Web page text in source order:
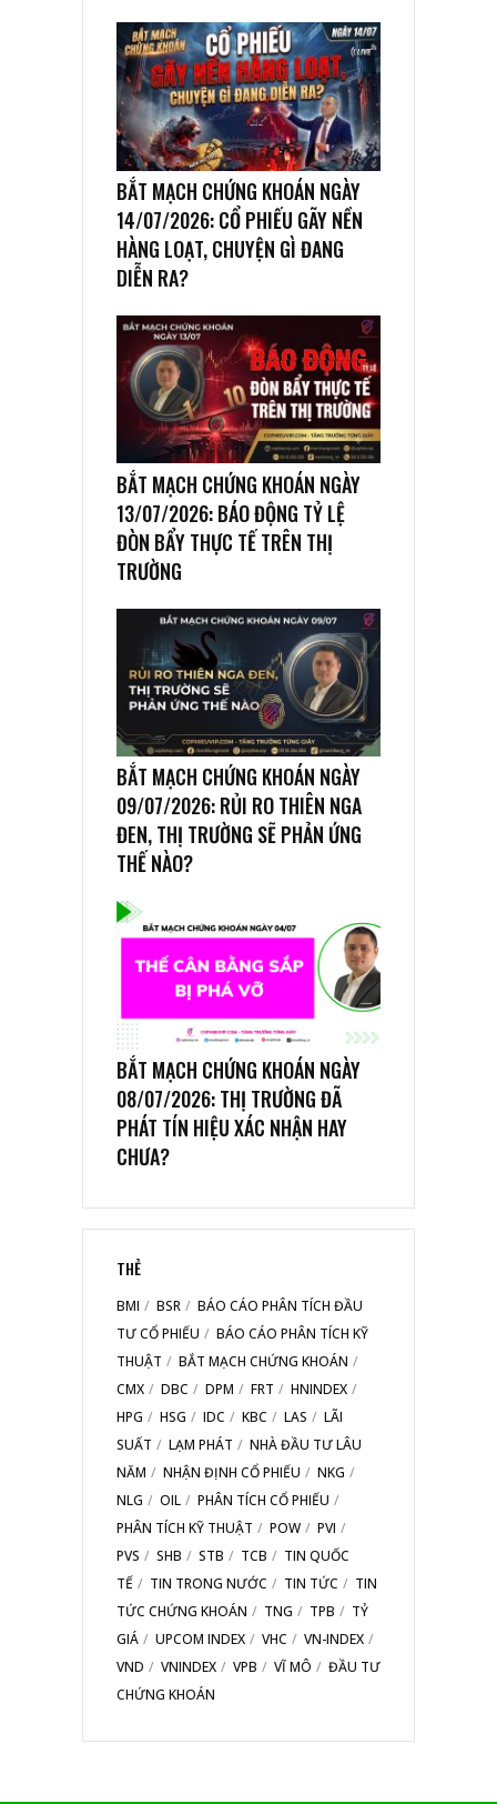
BẮT MẠCH CHỨNG KHOÁN NGÀY
14/07/2026: CỔ PHIẾU GÃY NỀN
HÀNG LOẠT, CHUYỆN GÌ ĐANG
DIỄN RA?
BẮT MẠCH CHỨNG KHOÁN NGÀY
13/07/2026: BÁO ĐỘNG TỶ LỆ
ĐÒN BẨY THỰC TẾ TRÊN THỊ
TRƯỜNG
BẮT MẠCH CHỨNG KHOÁN NGÀY
09/07/2026: RỦI RO THIÊN NGA
ĐEN, THỊ TRƯỜNG SẼ PHẢN ỨNG
THẾ NÀO?
BẮT MẠCH CHỨNG KHOÁN NGÀY
08/07/2026: THỊ TRƯỜNG ĐÃ
PHÁT TÍN HIỆU XÁC NHẬN HAY
CHƯA?
THẺ
BMI BSR
BÁO CÁO PHÂN TÍCH ĐẦU
TƯ CỔ PHIẾU
BÁO CÁO PHÂN TÍCH KỸ
THUẬT
BẮT MẠCH CHỨNG KHOÁN
CMX
DBC DPM FRT
HNINDEX
HPG
HSG IDC KBC LAS
LÃI
SUẤT
LẠM PHÁT
NHÀ ĐẦU TƯ LÂU
NĂM
NHẬN ĐỊNH CỔ PHIẾU
NKG
NLG
OIL
PHÂN TÍCH CỔ PHIẾU
PHÂN TÍCH KỸ THUẬT
POW
PVI
PVS
SHB STB TCB
TIN QUỐC
TẾ
TIN TRONG NƯỚC TIN TỨC
TIN
TỨC CHỨNG KHOÁN
TNG TPB
TỶ
GIÁ
UPCOM INDEX VHC
VN-INDEX
VND
VNINDEX VPB VĨ MÔ
ĐẦU TƯ
CHỨNG KHOÁN